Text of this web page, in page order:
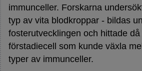
immunceller. Forskarna
typ av vita blodkroppar - bildas
fosterutvecklingen och hittade
förstadiecell som kunde växla
typer av immunceller.